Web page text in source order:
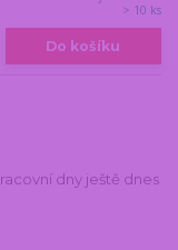
> 10 ks
Do košíku
dny ještě dnes